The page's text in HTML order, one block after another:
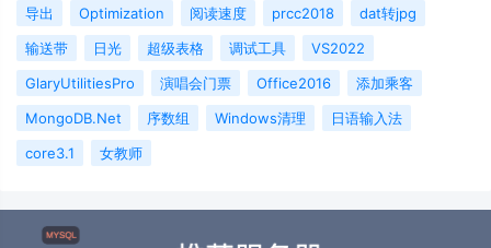
导出
Optimization 阅读速度 prcc2018
dat转jpg
输送带
日光 超级表格 调试工具
VS2022
GlaryUtilitiesPro
演唱会门票 Office2016
添加乘客
MongoDB.Net
序数组 Windows清理
日语输入法
core3.1
女教师